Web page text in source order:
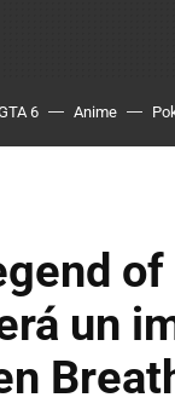
6 Anime
un